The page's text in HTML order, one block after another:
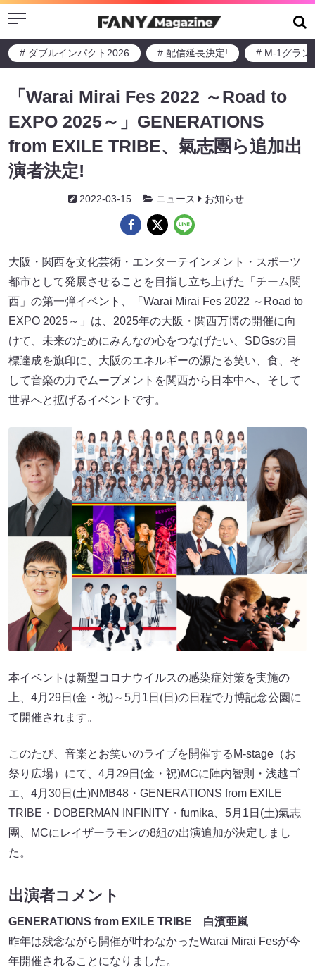
Menu
# ダブルインパクト2026 # 配信延長決定! # M-1グラン
「Warai Mirai Fes 2022 ～Road to
EXPO 2025～」GENERATIONS
from EXILE TRIBE、氣志團ら追加出
演者決定!
2022-03-15 ニュース お知らせ
大阪・関西を文化芸術・エンターテインメント・スポーツ
都市として発展させることを目指し立ち上げた「チーム関
西」の第一弾イベント、「Warai Mirai Fes 2022 ～Road to
EXPO 2025～」は、2025年の大阪・関西万博の開催に向
けて、未来のためにみんなの心をつなげたい、SDGsの目
標達成を旗印に、大阪のエネルギーの源たる笑い、食、そ
して音楽の力でムーブメントを関西から日本中へ、そして
世界へと拡げるイベントです。
本イベントは新型コロナウイルスの感染症対策を実施の
上、4月29日(金・祝)～5月1日(日)の日程で万博記念公園に
て開催されます。
このたび、音楽とお笑いのライブを開催するM-stage（お
祭り広場）にて、4月29日(金・祝)MCに陣内智則・浅越ゴ
エ、4月30日(土)NMB48・GENERATIONS from EXILE
TRIBE・DOBERMAN INFINITY・fumika、5月1日(土)氣志
團、MCにレイザーラモンの8組の出演追加が決定しまし
た。
出演者コメント
GENERATIONS from EXILE TRIBE 白濱亜嵐
昨年は残念ながら開催が叶わなかったWarai Mirai Fesが今
年開催されることになりました。